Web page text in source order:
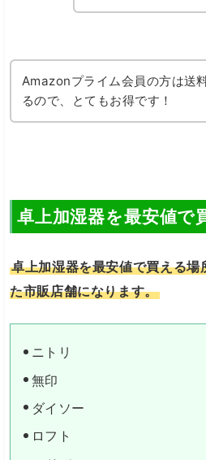
Amazonプライム会員の方は送
るので、とてもお得です！
卓上加湿器を最安値で
卓上加湿器を最安値で買える
た市販店舗になります。
ニトリ
無印
ダイソー
ロフト